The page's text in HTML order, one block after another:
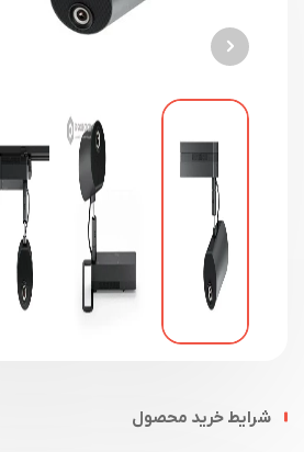
شرایط خرید محصول